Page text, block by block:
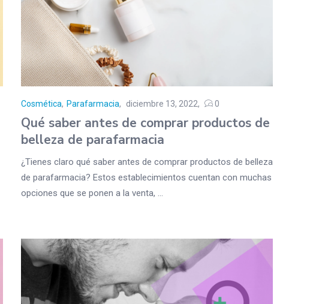
Cosmética, Parafarmacia diciembre 13, 2022 0
Qué saber antes de comprar productos de
belleza de parafarmacia
¿Tienes claro qué saber antes de comprar productos de belleza
de parafarmacia? Estos establecimientos cuentan con muchas
opciones que se ponen a la venta, ...